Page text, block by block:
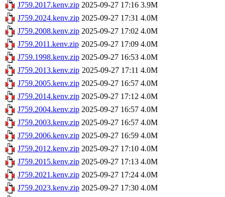
J759.2017.kenv.zip 2025-09-27 17:16 3.9M
J759.2024.kenv.zip 2025-09-27 17:31 4.0M
J759.2008.kenv.zip 2025-09-27 17:02 4.0M
J759.2011.kenv.zip 2025-09-27 17:09 4.0M
J759.1998.kenv.zip 2025-09-27 16:53 4.0M
J759.2013.kenv.zip 2025-09-27 17:11 4.0M
J759.2005.kenv.zip 2025-09-27 16:57 4.0M
J759.2014.kenv.zip 2025-09-27 17:12 4.0M
J759.2004.kenv.zip 2025-09-27 16:57 4.0M
J759.2003.kenv.zip 2025-09-27 16:57 4.0M
J759.2006.kenv.zip 2025-09-27 16:59 4.0M
J759.2012.kenv.zip 2025-09-27 17:10 4.0M
J759.2015.kenv.zip 2025-09-27 17:13 4.0M
J759.2021.kenv.zip 2025-09-27 17:24 4.0M
J759.2023.kenv.zip 2025-09-27 17:30 4.0M